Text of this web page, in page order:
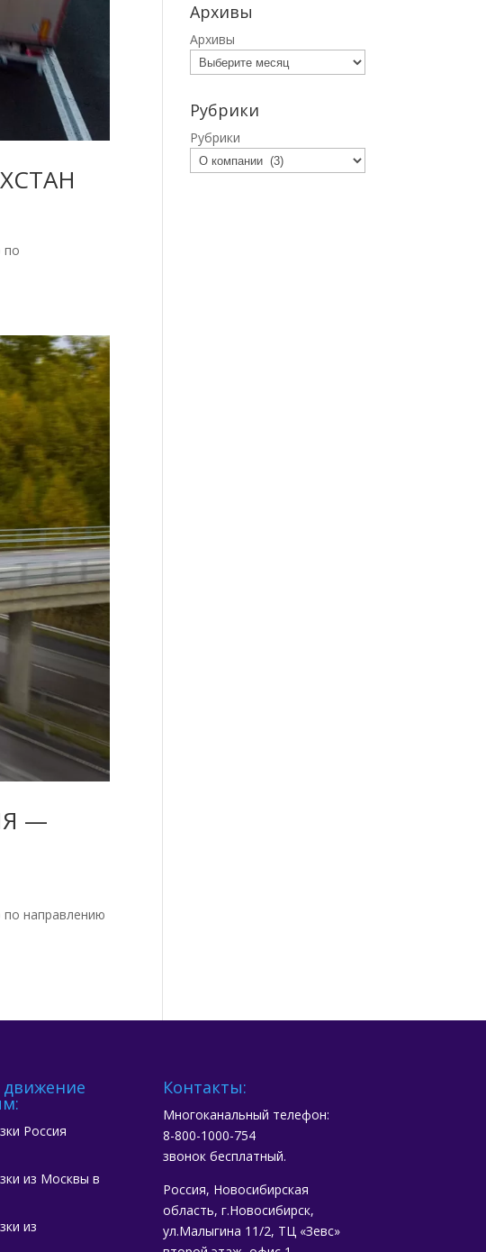
по
—
направлению
Архивы
Архивы
Рубрики
Рубрики
Россия
из Москвы в
из
Контакты:
Многоканальный телефон:
8-800-1000-754
звонок бесплатный.
Россия, Новосибирская
область, г.Новосибирск,
ул.Малыгина 11/2, ТЦ «Зевс»